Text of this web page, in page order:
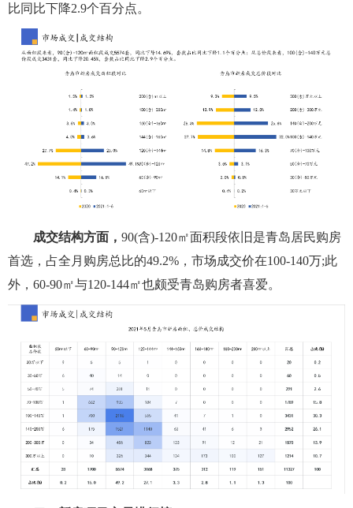
比同比下降2.9个百分点。
成交结构方面， 90(含)-120㎡面积段依旧是青岛居民购房
首选，占全月购房总比的49.2%，市场成交价在100-140万;此
外，60-90㎡与120-144㎡也颇受青岛购房者喜爱。